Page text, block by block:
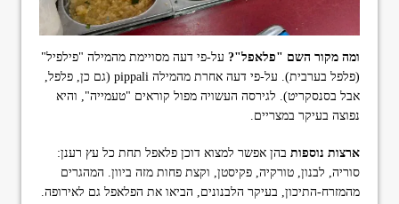
ומה מקור השם "פלאפל"? על-פי דעה מסויימת מהמילה "פילפיל"
(פלפל בערבית). על-פי דעה אחרת מהמילה pippali (גם כן, פלפל,
אבל בסנסקריט). לגירסה העשויה מפול קוראים "טעמייה", והיא
נפוצה בעיקר במצריים.
ארצות נוספות בהן אפשר למצוא דוכן פלאפל תחת כל עץ רענן:
סוריה, לבנון, טורקיה, פקיסטן, וקצת פחות מזה ביוון. המהגרים
מהמזרח-התיכון, בעיקר הלבנונים, הביאו את הפלאפל גם לאירופה.